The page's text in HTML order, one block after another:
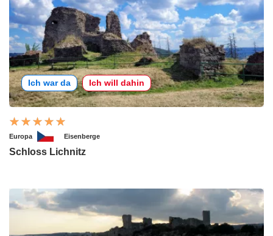
Ich war da Ich will dahin
Europa Eisenberge
Schloss Lichnitz